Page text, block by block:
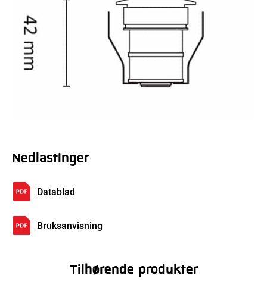
Nedlastinger
Datablad
Bruksanvisning
Tilhørende produkter